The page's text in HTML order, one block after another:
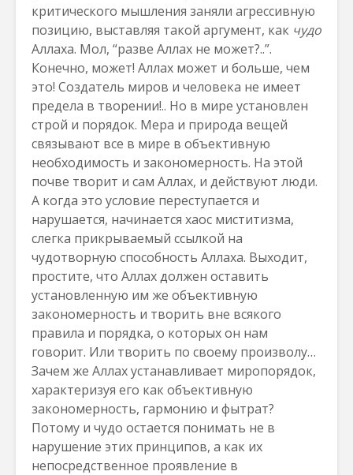
критического мышления заняли агрессивную
позицию, выставляя такой аргумент, как чудо
Аллаха. Мол, “разве Аллах не может?..”.
Конечно, может! Аллах может и больше, чем
это! Создатель миров и человека не имеет
предела в творении!.. Но в мире установлен
строй и порядок. Мера и природа вещей
связывают все в мире в объективную
необходимость и закономерность. На этой
почве творит и сам Аллах, и действуют люди.
А когда это условие переступается и
нарушается, начинается хаос миститизма,
слегка прикрываемый ссылкой на
чудотворную способность Аллаха. Выходит,
простите, что Аллах должен оставить
установленную им же объективную
закономерность и творить вне всякого
правила и порядка, о которых он нам
говорит. Или творить по своему произволу…
Зачем же Аллах устанавливает миропорядок,
характеризуя его как объективную
закономерность, гармонию и фытрат?
Потому и чудо остается понимать не в
нарушение этих принципов, а как их
непосредственное проявление в